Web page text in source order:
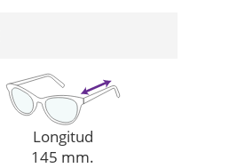
Longitud
145 mm.